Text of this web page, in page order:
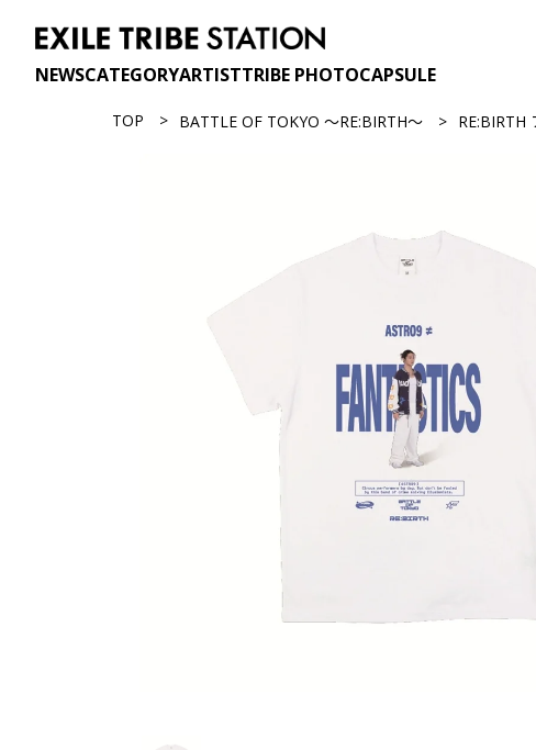
NEWSCATEGORYARTISTTRIBE PHOTOCAPSULE
TOP BATTLE OF TOKYO ～RE:BIRTH～ RE:BIRTH